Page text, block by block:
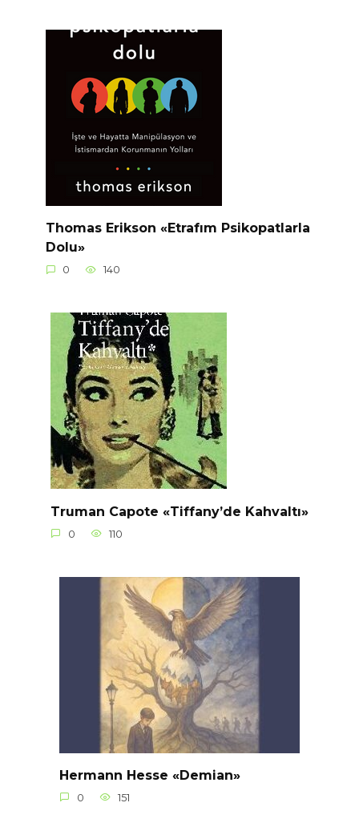
Thomas Erikson «Etrafım Psikopatlarla
Dolu»
0 140
Truman Capote «Tiffany’de Kahvaltı»
0 110
Hermann Hesse «Demian»
0 151